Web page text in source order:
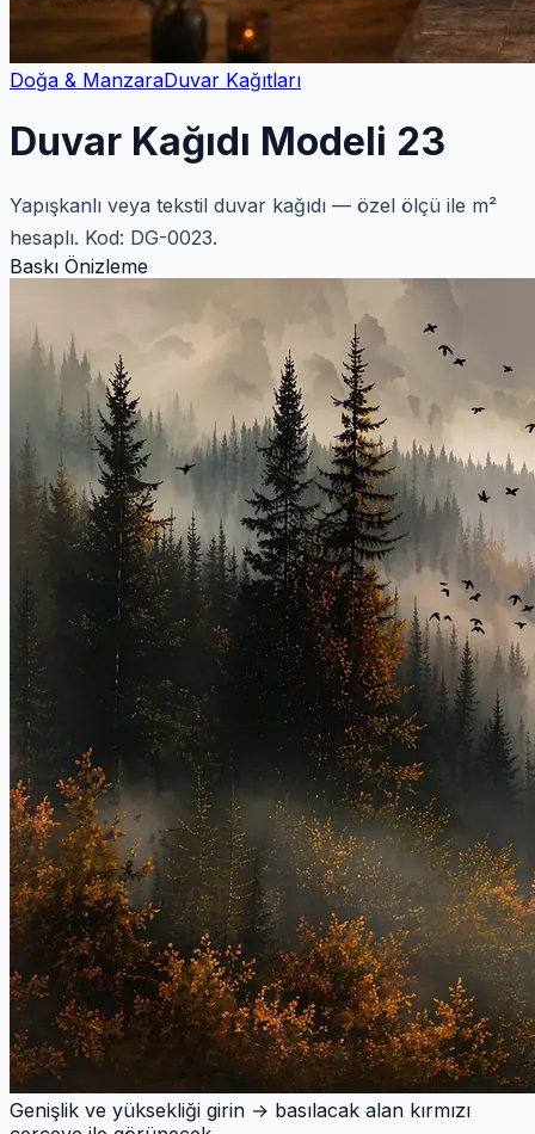
Doğa & ManzaraDuvar Kağıtları
Duvar Kağıdı Modeli 23
Yapışkanlı veya tekstil duvar kağıdı — özel ölçü ile m²
hesaplı. Kod: DG-0023.
Baskı Önizleme
Genişlik ve yüksekliği girin → basılacak alan kırmızı